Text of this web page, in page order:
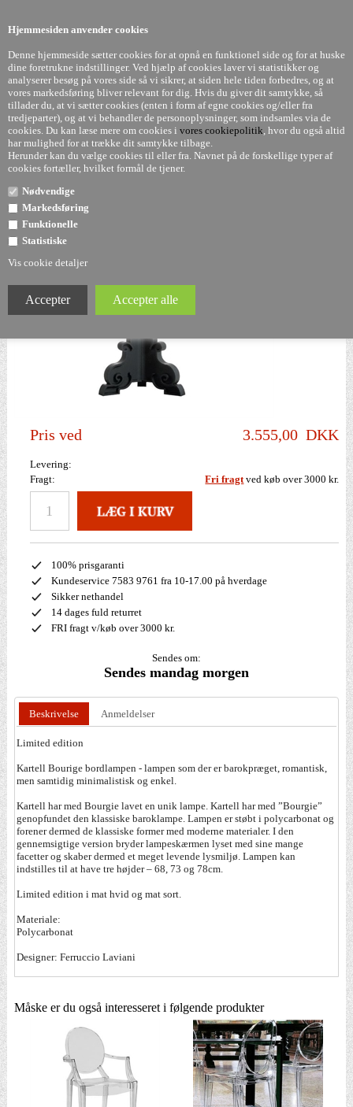
Hjemmesiden anvender cookies
Denne hjemmeside sætter cookies for at opnå en funktionel side og for at huske
dine foretrukne indstillinger. Ved hjælp af cookies laver vi statistikker og
analyserer besøg på vores side så vi sikrer, at siden hele tiden forbedres, og at
vores markedsføring bliver relevant for dig. Hvis du giver dit samtykke, så
tillader du, at vi sætter cookies (enten i form af egne cookies og/eller fra
tredjeparter), og at vi behandler de personoplysninger, som indsamles via de
cookies. Du kan læse mere om cookies i vores cookiepolitik, hvor du også altid
har mulighed for at trække dit samtykke tilbage.
Herunder kan du vælge cookies til eller fra. Navnet på de forskellige typer af
cookies fortæller, hvilket formål de tjener.
Nødvendige
Markedsføring
Funktionelle
Statistiske
Vis cookie detaljer
Bourgie - Bordlampe - mat sort - Limited edition -
Kartell
Pris ved 3.555,00 DKK
Levering:
Fragt:
Fri fragtved køb over 3000 kr.
100% prisgaranti
Kundeservice 7583 9761 fra 10-17.00 på hverdage
Sikker nethandel
14 dages fuld returret
FRI fragt v/køb over 3000 kr.
Sendes om:
Sendes mandag morgen
Beskrivelse Anmeldelser
Limited edition
Kartell Bourige bordlampen - lampen som der er barokpræget, romantisk,
men samtidig minimalistisk og enkel.
Kartell har med Bourgie lavet en unik lampe. Kartell har med ”Bourgie”
genopfundet den klassiske baroklampe. Lampen er støbt i polycarbonat og
forener dermed de klassiske former med moderne materialer. I den
gennemsigtige version bryder lampeskærmen lyset med sine mange
facetter og skaber dermed et meget levende lysmiljø. Lampen kan
indstilles til at have tre højder – 68, 73 og 78cm.
Limited edition i mat hvid og mat sort.
Materiale:
Polycarbonat
Designer: Ferruccio Laviani
Måske er du også interesseret i følgende produkter